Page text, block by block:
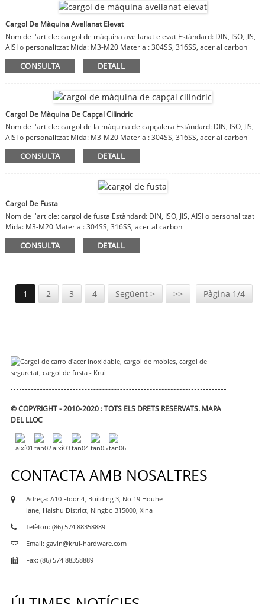
Cargol De Màquina Avellanat Elevat
Nom de l'article: cargol de màquina avellanat elevat Estàndard: DIN, ISO, JIS,
AISI o personalitzat Mida: M3-M20 Material: 304SS, 316SS, acer al carboni
CONSULTA DETALL
Cargol De Màquina De Capçal Cilindric
Nom de l'article: cargol de la màquina de capçalera Estàndard: DIN, ISO, JIS,
AISI o personalitzat Mida: M3-M20 Material: 304SS, 316SS, acer al carboni
CONSULTA DETALL
Cargol De Fusta
Nom de l'article: cargol de fusta Estàndard: DIN, ISO, JIS, AISI o personalitzat
Mida: M3-M20 Material: 304SS, 316SS, acer al carboni
CONSULTA DETALL
1 2 3 4 Següent > >> Pàgina 1/4
© COPYRIGHT - 2010-2020 : TOTS ELS DRETS RESERVATS. MAPA
DEL LLOC
CONTACTA AMB NOSALTRES
Adreça: A10 Floor 4, Building 3, No.19 Houhe
lane, Haishu District, Ningbo 315000, Xina
Telèfon: (86) 574 88358889
Email: gavin@krui-hardware.com
Fax: (86) 574 88358889